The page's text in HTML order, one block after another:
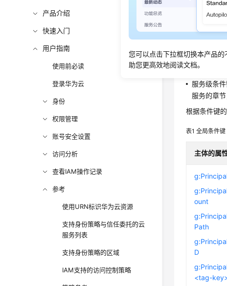
您可以点击下拉框切换本产品的
助您更高效地阅读文档。
产品介绍
快速入门
用户指南
使用前必读
登录华为云
身份
权限管理
账号安全设置
访问分析
查看IAM操作记录
参考
使用URN标识华为云资源
支持身份策略与信任委托的云
服务列表
支持身份策略的区域
IAM支持的访问控制策略
当主体向云
Condition
些请求信息
条件键表示
全局级条
服务级条
服务的章节
根据条件键
表1全局条件键
主体的属
ount
Path
D
<tag-